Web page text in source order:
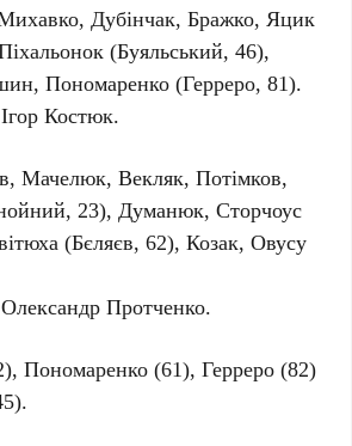
Дубінчак, Бражко, Яцик
(Буяльський, 46),
Пономаренко (Герреро, 81).
Ігор Костюк.
Мачелюк, Векляк, Потiмков,
23), Думанюк, Сторчоус
(Бєляєв, 62), Козак, Овусу
Олександр Протченко.
Пономаренко (61), Герреро (82)